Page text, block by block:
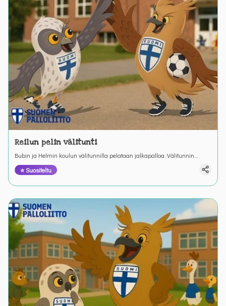
Reilun pelin välitunti
Bubin ja Helmin koulun välitunnilla pelataan jalkapalloa. Välitunnin
peleissä sattuu ja tapahtuu. Välillä pitää keksiä miten reilu pelaaminen
toteutuu.
⭐ Suositeltu